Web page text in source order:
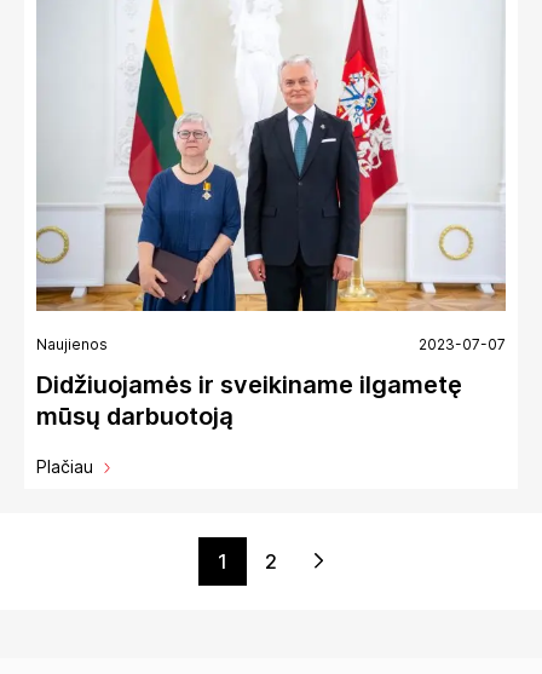
Naujienos 2023-07-07
Didžiuojamės ir sveikiname ilgametę
mūsų darbuotoją
Plačiau
1 2